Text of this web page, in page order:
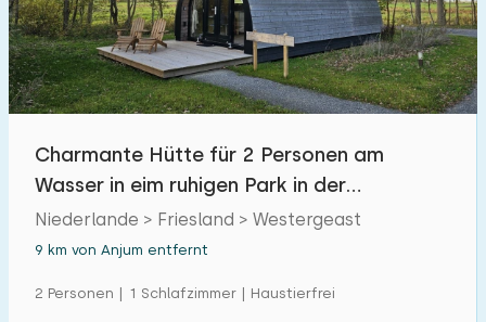
Charmante Hütte für 2 Personen am
Wasser in eim ruhigen Park in der
friesischen Landschaft
Niederlande > Friesland > Westergeast
9 km von Anjum entfernt
2 Personen | 1 Schlafzimmer | Haustierfrei